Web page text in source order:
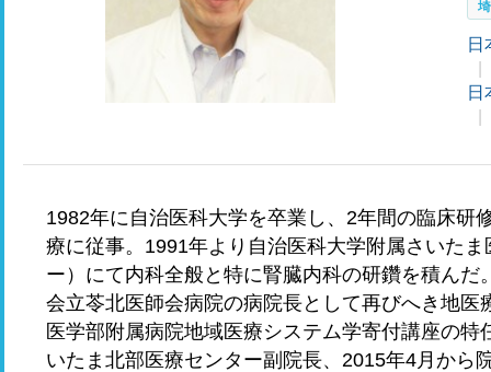
日
日
1982年に自治医科大学を卒業し、2年間の臨床研
療に従事。1991年より自治医科大学附属さいた
ー）にて内科全般と特に腎臓内科の研鑽を積ん
会立苓北医師会病院の病院長として再びへき地
医学部附属病院地域医療システム学寄付講座の
いたま北部医療センター副院長、2015年4月から